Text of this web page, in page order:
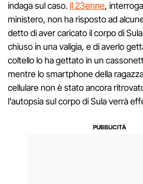
indaga sul caso. Il 23enne,
ministero, non ha risposto ad
detto di aver caricato il corpo di
chiuso in una valigia, e di averlo
coltello lo ha gettato in un
mentre lo smartphone della
cellulare non è stato ancora
l'autopsia sul corpo di Sula verrà